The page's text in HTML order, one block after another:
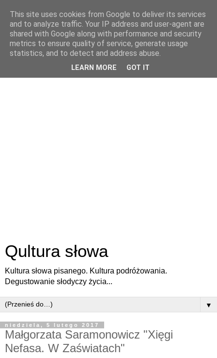
Qultura słowa
Kultura słowa pisanego. Kultura podróżowania.
Degustowanie słodyczy życia...
▼
niedziela, 5 lutego 2017
Małgorzata Saramonowicz "Xięgi
Nefasa. W Zaświatach"
This site uses cookies from Google to deliver its services
and to analyze traffic. Your IP address and user-agent are
shared with Google along with performance and security
metrics to ensure quality of service, generate usage
statistics, and to detect and address abuse.
LEARN MORE GOT IT